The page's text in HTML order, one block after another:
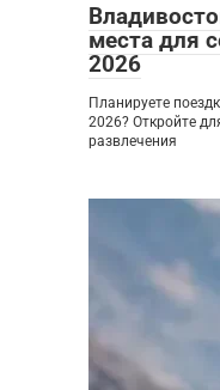
места для
2026
Планируете
2026? Откройте
развлечения